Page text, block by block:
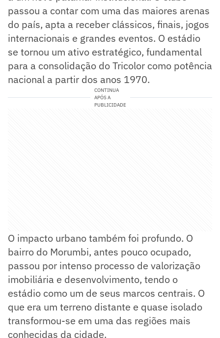
passou a contar com uma das maiores arenas
do país, apta a receber clássicos, finais, jogos
internacionais e grandes eventos. O estádio
se tornou um ativo estratégico, fundamental
para a consolidação do Tricolor como potência
nacional a partir dos anos 1970.
CONTINUA
APÓS A
PUBLICIDADE
O impacto urbano também foi profundo. O
bairro do Morumbi, antes pouco ocupado,
passou por intenso processo de valorização
imobiliária e desenvolvimento, tendo o
estádio como um de seus marcos centrais. O
que era um terreno distante e quase isolado
transformou-se em uma das regiões mais
conhecidas da cidade.